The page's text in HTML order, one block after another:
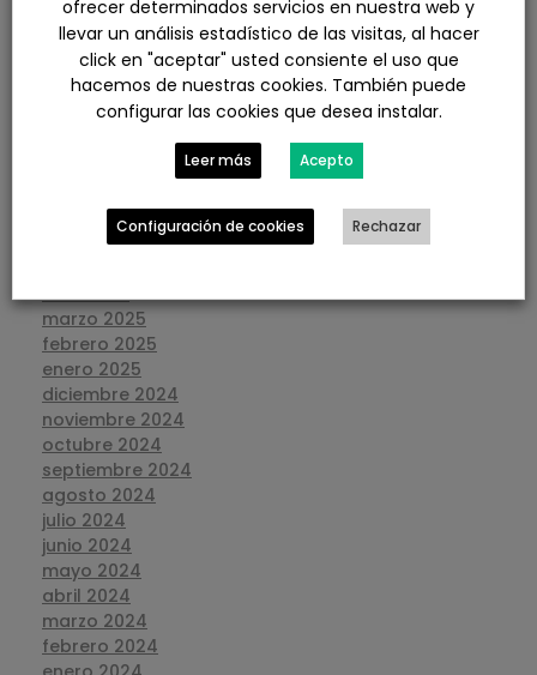
marzo 2026
febrero 2026
enero 2026
diciembre 2025
noviembre 2025
septiembre 2025
julio 2025
junio 2025
abril 2025
marzo 2025
febrero 2025
enero 2025
diciembre 2024
noviembre 2024
octubre 2024
septiembre 2024
agosto 2024
julio 2024
junio 2024
mayo 2024
abril 2024
marzo 2024
febrero 2024
ofrecer determinados servicios en nuestra web y
llevar un análisis estadístico de las visitas, al hacer
click en "aceptar" usted consiente el uso que
hacemos de nuestras cookies. También puede
configurar las cookies que desea instalar.
Leer más Acepto
Configuración de cookies Rechazar